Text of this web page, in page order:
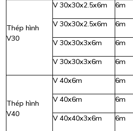
Thép hình
V30
V 30x30x2.5x6m 6m
V 30x30x2.5x6m 6m
V 30x30x3x6m 6m
V 30x30x3x6m 6m
Thép hình
V40
V 40x6m 6m
V 40x6m 6m
V 40x40x3x6m 6m